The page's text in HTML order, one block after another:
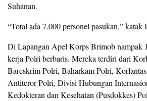
Suhanan.
“Total ada 7.000 personel pasukan,”
Di Lapangan Apel Korps Brimob nampak
kerja Polri berbaris. Mereka terdiri dari
Bareskrim Polri, Baharkam Polri,
Antiteror Polri, Divisi Hubungan
Kedokteran dan Kesehatan (Pusdokkes)